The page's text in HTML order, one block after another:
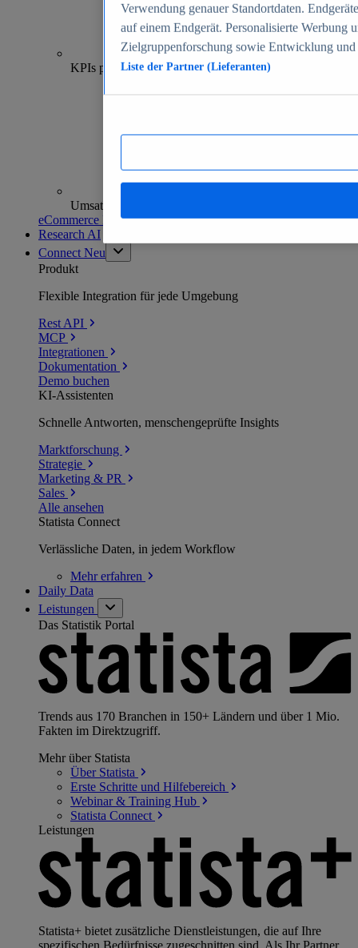
70+
KPIs pro Shop
Umsatzanalysen und -prognosen
eCommerce Insights entdecken
Research AI
Connect Neu
Produkt
Flexible Integration für jede Umgebung
Rest API
MCP
Integrationen
Dokumentation
Demo buchen
KI-Assistenten
Schnelle Antworten, menschengeprüfte Insights
Marktforschung
Strategie
Marketing & PR
Sales
Alle ansehen
Statista Connect
Verlässliche Daten, in jedem Workflow
Mehrerfahren
Daily Data
Leistungen
Das Statistik Portal
Trends aus 170 Branchen in 150+ Ländern und über 1 Mio.
Fakten im Direktzugriff.
Mehr über Statista
Über Statista
Erste Schritte und Hilfebereich
Webinar & Training Hub
Statista Connect
Leistungen
Statista+ bietet zusätzliche Dienstleistungen, die auf Ihre
spezifischen Bedürfnisse zugeschnitten sind. Als Ihr Partner
Verwendung genauer Standortdaten.
auf einem Endgerät. Personalisierte Werbung
Zielgruppenforschung sowie Entwicklung
Liste der Partner (Lieferanten)